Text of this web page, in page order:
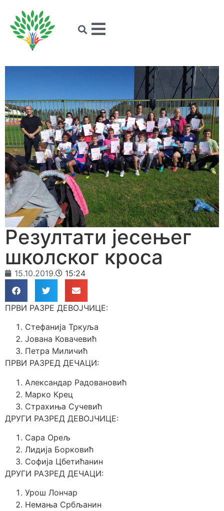
Резултати јесењег
школског кроса
15.10.2019. 15:24
ПРВИ РАЗРЕ ДЕВОЈЧИЦЕ:
Стефанија Тркуља
Јована Ковачевић
Петра Миличић
ПРВИ РАЗРЕД ДЕЧАЦИ:
Александар Радовановић
Марко Крец
Страхиња Сучевић
ДРУГИ РАЗРЕД ДЕВОЈЧИЦЕ:
Сара Орељ
Лидија Борковић
Софија Цбетићанин
ДРУГИ РАЗРЕД ДЕЧАЦИ:
Урош Лончар
Немања Србљанин